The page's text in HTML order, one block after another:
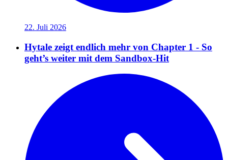
22. Juli 2026
Hytale zeigt endlich mehr von Chapter 1 - So
geht’s weiter mit dem Sandbox-Hit